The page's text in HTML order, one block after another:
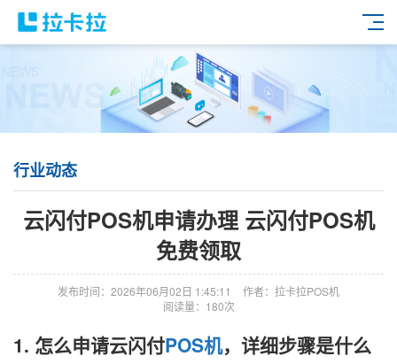
行业动态
云闪付POS机申请办理 云闪付POS机
免费领取
发布时间：2026年06月02日 1:45:11
作者：拉卡拉POS机
阅读量：180次
1. 怎么申请云闪付POS机，详细步骤是什么